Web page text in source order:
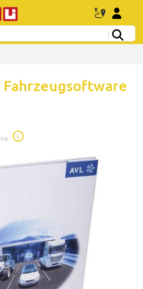
Fahrzeugsoftware
i